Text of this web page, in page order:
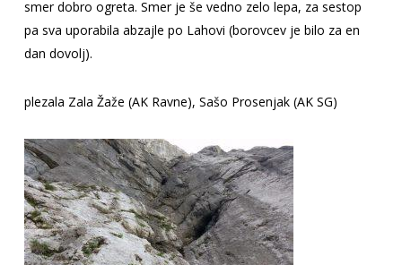
smer dobro ogreta. Smer je še vedno zelo lepa, za sestop
pa sva uporabila abzajle po Lahovi (borovcev je bilo za en
dan dovolj).
plezala Zala Žaže (AK Ravne), Sašo Prosenjak (AK SG)